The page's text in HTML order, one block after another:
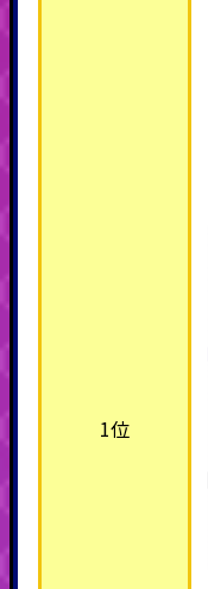
1位